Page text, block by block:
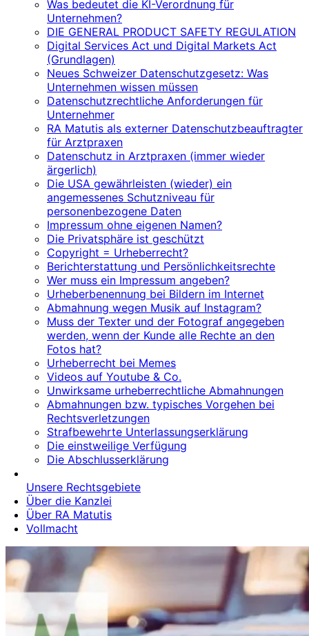
Was bedeutet die KI-Verordnung für
Unternehmen?
DIE GENERAL PRODUCT SAFETY REGULATION
Digital Services Act und Digital Markets Act
(Grundlagen)
Neues Schweizer Datenschutzgesetz: Was
Unternehmen wissen müssen
Datenschutzrechtliche Anforderungen für
Unternehmer
RA Matutis als externer Datenschutzbeauftragter
für Arztpraxen
Datenschutz in Arztpraxen (immer wieder
ärgerlich)
Die USA gewährleisten (wieder) ein
angemessenes Schutzniveau für
personenbezogene Daten
Impressum ohne eigenen Namen?
Die Privatsphäre ist geschützt
Copyright = Urheberrecht?
Berichterstattung und Persönlichkeitsrechte
Wer muss ein Impressum angeben?
Urheberbenennung bei Bildern im Internet
Abmahnung wegen Musik auf Instagram?
Muss der Texter und der Fotograf angegeben
werden, wenn der Kunde alle Rechte an den
Fotos hat?
Urheberrecht bei Memes
Videos auf Youtube & Co.
Unwirksame urheberrechtliche Abmahnungen
Abmahnungen bzw. typisches Vorgehen bei
Rechtsverletzungen
Strafbewehrte Unterlassungserklärung
Die einstweilige Verfügung
Die Abschlusserklärung
Unsere Rechtsgebiete
Über die Kanzlei
Über RA Matutis
Vollmacht